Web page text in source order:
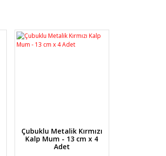
Çubuklu Metalik Kırmızı
Kalp Mum - 13 cm x 4
Adet